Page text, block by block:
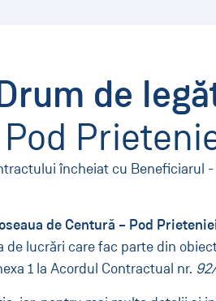
de
încheiat cu
de Centură – Pod
de lucrări care fac parte din
1 la Acordul Contractual nr.